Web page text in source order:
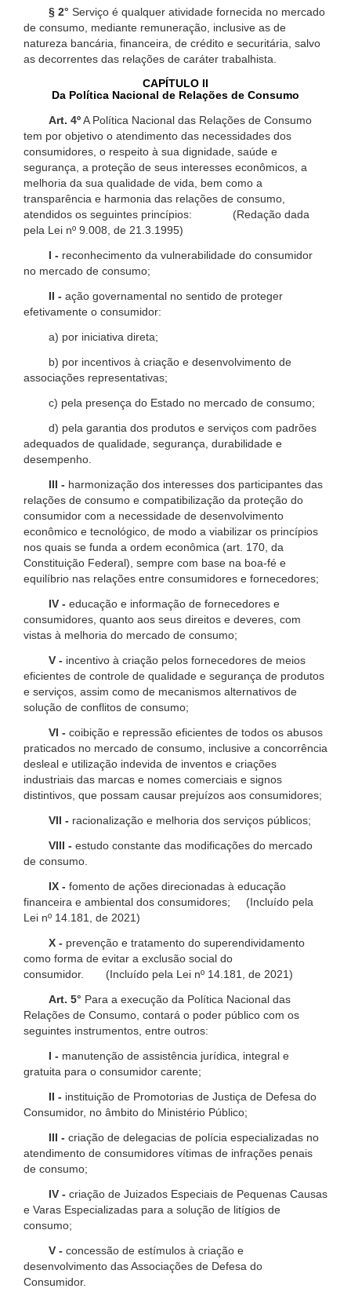
§ 2° Serviço é qualquer atividade fornecida no mercado
de consumo, mediante remuneração, inclusive as de
natureza bancária, financeira, de crédito e securitária, salvo
as decorrentes das relações de caráter trabalhista.
CAPÍTULO II
Da Política Nacional de Relações de Consumo
Art. 4ºA Política Nacional das Relações de Consumo
tem por objetivo o atendimento das necessidades dos
consumidores, o respeito à sua dignidade, saúde e
segurança, a proteção de seus interesses econômicos, a
melhoria da sua qualidade de vida, bem como a
transparência e harmonia das relações de consumo,
atendidos os seguintes princípios: (Redação dada
pela Lei nº 9.008, de 21.3.1995)
I - reconhecimento da vulnerabilidade do consumidor
no mercado de consumo;
II - ação governamental no sentido de proteger
efetivamente o consumidor:
a) por iniciativa direta;
b) por incentivos à criação e desenvolvimento de
associações representativas;
c) pela presença do Estado no mercado de consumo;
d) pela garantia dos produtos e serviços com padrões
adequados de qualidade, segurança, durabilidade e
desempenho.
III - harmonização dos interesses dos participantes das
relações de consumo e compatibilização da proteção do
consumidor com a necessidade de desenvolvimento
econômico e tecnológico, de modo a viabilizar os princípios
nos quais se funda a ordem econômica (art. 170, da
Constituição Federal), sempre com base na boa-fé e
equilíbrio nas relações entre consumidores e fornecedores;
IV - educação e informação de fornecedores e
consumidores, quanto aos seus direitos e deveres, com
vistas à melhoria do mercado de consumo;
V - incentivo à criação pelos fornecedores de meios
eficientes de controle de qualidade e segurança de produtos
e serviços, assim como de mecanismos alternativos de
solução de conflitos de consumo;
VI - coibição e repressão eficientes de todos os abusos
praticados no mercado de consumo, inclusive a concorrência
desleal e utilização indevida de inventos e criações
industriais das marcas e nomes comerciais e signos
distintivos, que possam causar prejuízos aos consumidores;
VII - racionalização e melhoria dos serviços públicos;
VIII - estudo constante das modificações do mercado
de consumo.
IX - fomento de ações direcionadas à educação
financeira e ambiental dos consumidores; (Incluído pela
Lei nº 14.181, de 2021)
X - prevenção e tratamento do superendividamento
como forma de evitar a exclusão social do
consumidor. (Incluído pela Lei nº 14.181, de 2021)
Art. 5° Para a execução da Política Nacional das
Relações de Consumo, contará o poder público com os
seguintes instrumentos, entre outros:
I - manutenção de assistência jurídica, integral e
gratuita para o consumidor carente;
II - instituição de Promotorias de Justiça de Defesa do
Consumidor, no âmbito do Ministério Público;
III - criação de delegacias de polícia especializadas no
atendimento de consumidores vítimas de infrações penais
de consumo;
IV - criação de Juizados Especiais de Pequenas Causas
e Varas Especializadas para a solução de litígios de
consumo;
V - concessão de estímulos à criação e
desenvolvimento das Associações de Defesa do
Consumidor.